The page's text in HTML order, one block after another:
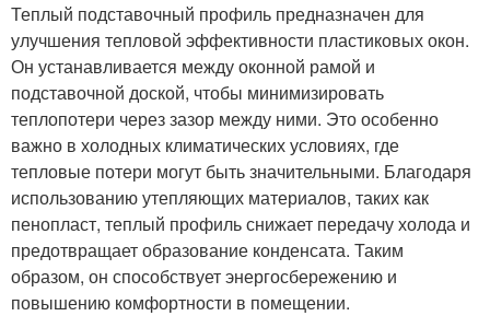
Теплый подставочный профиль предназначен для
улучшения тепловой эффективности пластиковых окон.
Он устанавливается между оконной рамой и
подставочной доской, чтобы минимизировать
теплопотери через зазор между ними. Это особенно
важно в холодных климатических условиях, где
тепловые потери могут быть значительными. Благодаря
использованию утепляющих материалов, таких как
пенопласт, теплый профиль снижает передачу холода и
предотвращает образование конденсата. Таким
образом, он способствует энергосбережению и
повышению комфортности в помещении.